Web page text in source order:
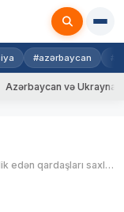
#azərbaycan
və Ukrayna XİN
Tovuz polisi narko-kuryerlik edən qardaşları saxlayıb